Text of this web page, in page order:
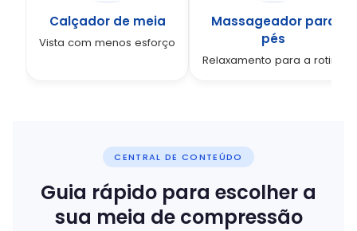
Calçador de meia
Vista com menos esforço
Massageador para
pés
Relaxamento para a rotina
CENTRAL DE CONTEÚDO
Guia rápido para escolher a
sua meia de compressão